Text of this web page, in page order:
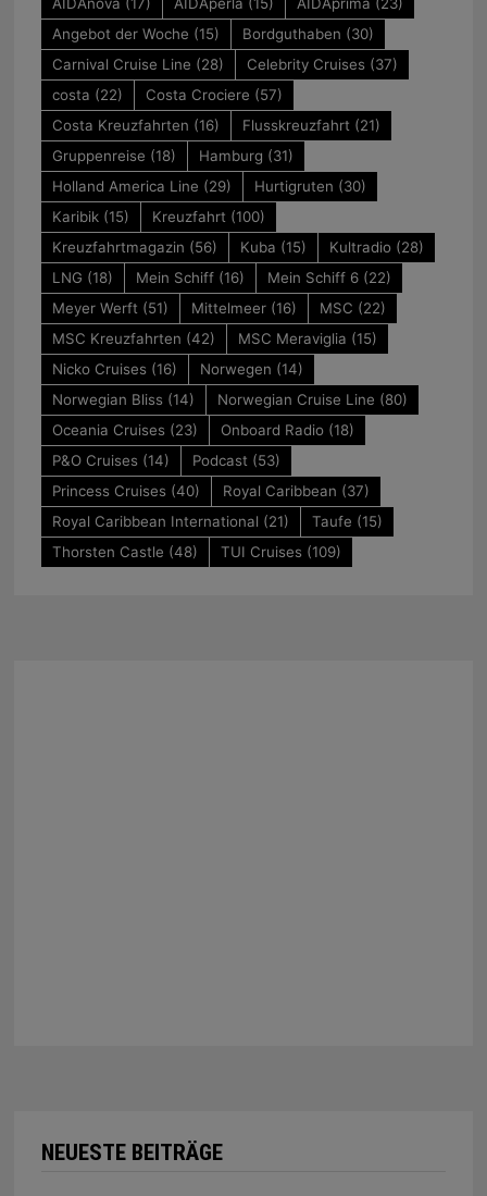
Angebot der Woche (15) Bordguthaben (30)
Carnival Cruise Line (28) Celebrity Cruises (37)
costa (22) Costa Crociere (57)
Costa Kreuzfahrten (16) Flusskreuzfahrt (21)
Gruppenreise (18) Hamburg (31)
Holland America Line (29) Hurtigruten (30)
Karibik(15) Kreuzfahrt (100)
Kreuzfahrtmagazin (56) Kuba (15) Kultradio(28)
LNG (18) Mein Schiff(16) Mein Schiff 6(22)
Meyer Werft (51) Mittelmeer(16) MSC (22)
MSC Kreuzfahrten (42) MSC Meraviglia (15)
Nicko Cruises (16) Norwegen (14)
Norwegian Bliss (14) Norwegian Cruise Line (80)
Oceania Cruises (23) Onboard Radio(18)
P&O Cruises (14) Podcast (53)
Princess Cruises (40) Royal Caribbean (37)
Royal Caribbean International (21) Taufe (15)
Thorsten Castle (48) TUI Cruises (109)
NEUESTE BEITRÄGE